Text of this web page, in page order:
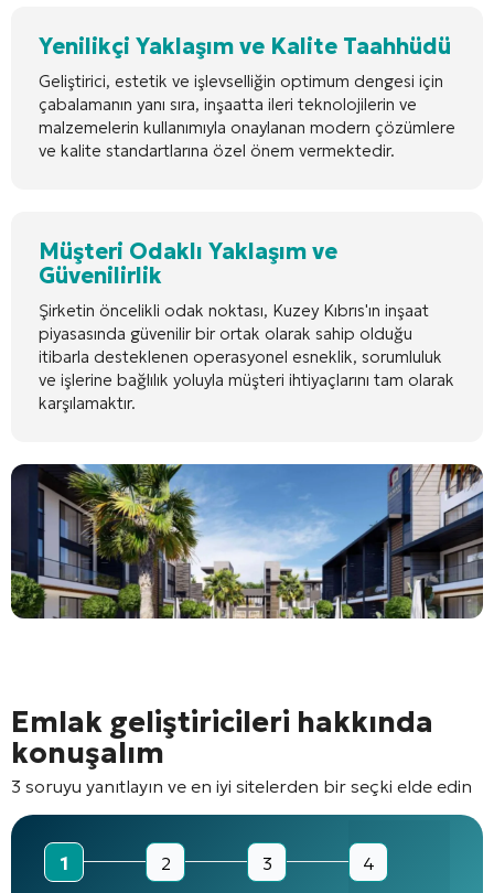
Yenilikçi Yaklaşım ve Kalite Taahhüdü
Geliştirici, estetik ve işlevselliğin optimum dengesi için
çabalamanın yanı sıra, inşaatta ileri teknolojilerin ve
malzemelerin kullanımıyla onaylanan modern çözümlere
ve kalite standartlarına özel önem vermektedir.
Müşteri Odaklı Yaklaşım ve
Güvenilirlik
Şirketin öncelikli odak noktası, Kuzey Kıbrıs'ın inşaat
piyasasında güvenilir bir ortak olarak sahip olduğu
itibarla desteklenen operasyonel esneklik, sorumluluk
ve işlerine bağlılık yoluyla müşteri ihtiyaçlarını tam olarak
karşılamaktır.
Emlak geliştiricileri hakkında
konuşalım
3 soruyu yanıtlayın ve en iyi sitelerden bir seçki elde edin
1 2 3 4